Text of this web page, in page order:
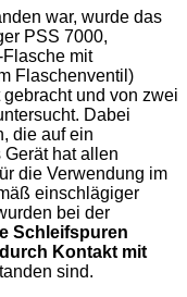
war, wurde das
PSS 7000,
mit
Flaschenventil)
und von zwei
Dabei
die auf ein
hat allen
die Verwendung im
einschlägiger
bei der
Schleifspuren
Kontakt mit
sind.